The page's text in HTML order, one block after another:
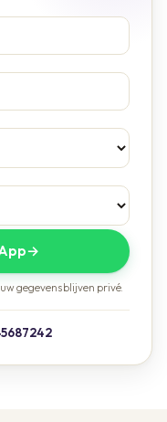
→
gegevens blijven privé.